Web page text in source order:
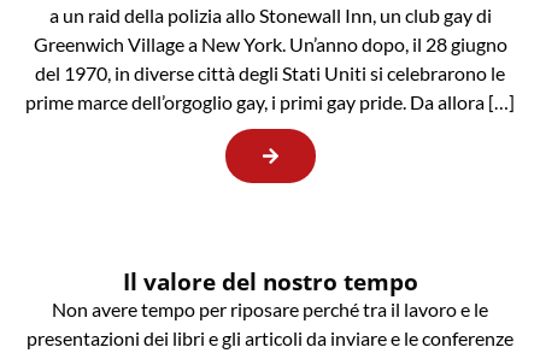
a un raid della polizia allo Stonewall Inn, un club gay di
Greenwich Village a New York. Un’anno dopo, il 28 giugno
del 1970, in diverse città degli Stati Uniti si celebrarono le
prime marce dell’orgoglio gay, i primi gay pride. Da allora […]
Il valore del nostro tempo
Non avere tempo per riposare perché tra il lavoro e le
presentazioni dei libri e gli articoli da inviare e le conferenze